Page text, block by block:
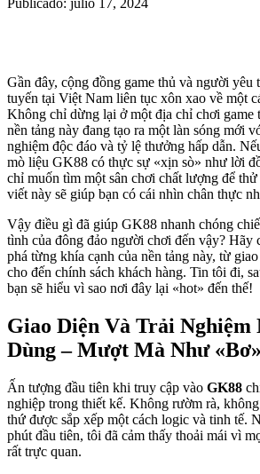
Gần đây, cộng đồng game thủ và người yêu
tuyến tại Việt Nam liên tục xôn xao về một
Không chỉ dừng lại ở một địa chỉ chơi game
nền tảng này đang tạo ra một làn sóng mới
nghiệm độc đáo và tỷ lệ thưởng hấp dẫn.
mò liệu GK88 có thực sự «xịn sò» như lời
chỉ muốn tìm một sân chơi chất lượng để thử
viết này sẽ giúp bạn có cái nhìn chân thực
Vậy điều gì đã giúp GK88 nhanh chóng
tình của đông đảo người chơi đến vậy? Hãy
phá từng khía cạnh của nền tảng này, từ
cho đến chính sách khách hàng. Tin tôi đi,
bạn sẽ hiểu vì sao nơi đây lại «hot» đến thế!
Giao Diện Và Trải Nghiệm
Dùng – Mượt Mà Như «Bơ»
Ấn tượng đầu tiên khi truy cập vào GK88
nghiệp trong thiết kế. Không rườm rà,
thứ được sắp xếp một cách logic và tinh tế.
phút đầu tiên, tôi đã cảm thấy thoải mái vì
rất trực quan.